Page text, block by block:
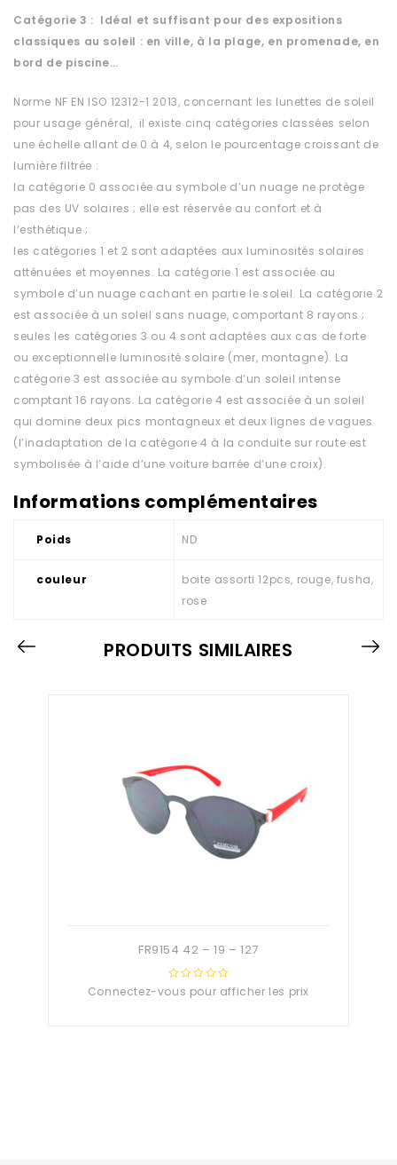
Catégorie 3 : Idéal et suffisant pour des expositions
classiques au soleil : en ville, à la plage, en promenade, en
bord de piscine…
Norme NF EN ISO 12312-1 2013, concernant les lunettes de soleil
pour usage général, il existe cinq catégories classées selon
une échelle allant de 0 à 4, selon le pourcentage croissant de
lumière filtrée :
la catégorie 0 associée au symbole d’un nuage ne protège
pas des UV solaires ; elle est réservée au confort et à
l’esthétique ;
les catégories 1 et 2 sont adaptées aux luminosités solaires
atténuées et moyennes. La catégorie 1 est associée au
symbole d’un nuage cachant en partie le soleil. La catégorie 2
est associée à un soleil sans nuage, comportant 8 rayons ;
seules les catégories 3 ou 4 sont adaptées aux cas de forte
ou exceptionnelle luminosité solaire (mer, montagne). La
catégorie 3 est associée au symbole d’un soleil intense
comptant 16 rayons. La catégorie 4 est associée à un soleil
qui domine deux pics montagneux et deux lignes de vagues
(l’inadaptation de la catégorie 4 à la conduite sur route est
symbolisée à l’aide d’une voiture barrée d’une croix).
Informations complémentaires
Poids ND
couleur
boite assorti 12pcs, rouge, fusha,
rose
PRODUITS SIMILAIRES
FR9154 42 – 19 – 127
0
Connectez-vous pour afficher les prix